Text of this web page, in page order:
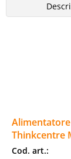
MEDIACOM
Alimentatore
Thinkcentre
Cod. art.: